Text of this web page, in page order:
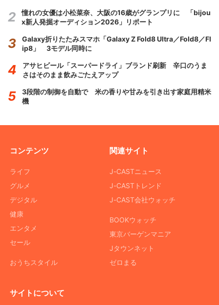
憧れの女優は小松菜奈、大阪の16歳がグランプリに 「bijou
x新人発掘オーディション2026」リポート
Galaxy折りたたみスマホ「Galaxy Z Fold8 Ultra／Fold8／Fl
ip8」 3モデル同時に
アサヒビール「スーパードライ」ブランド刷新 辛口のうま
さはそのまま飲みごたえアップ
3段階の制御を自動で 米の香りや甘みを引き出す家庭用精米
機
コンテンツ
ライフ
グルメ
デジタル
健康
エンタメ
セール
おうちスタイル
関連サイト
J-CASTニュース
J-CASTトレンド
J-CAST会社ウォッチ
BOOKウォッチ
東京バーゲンマニア
Jタウンネット
ゼロまる
サイトについて